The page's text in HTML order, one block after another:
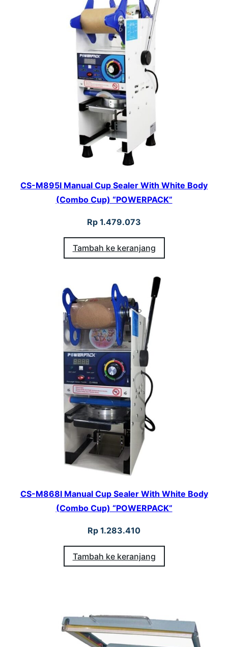
CS-M895I Manual Cup Sealer With White Body
(Combo Cup) “POWERPACK”
Rp 1.479.073
Tambah ke keranjang
CS-M868I Manual Cup Sealer With White Body
(Combo Cup) “POWERPACK”
Rp 1.283.410
Tambah ke keranjang